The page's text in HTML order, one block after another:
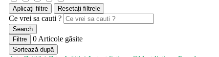
Aplicați filtre Resetați filtrele
Ce vrei sa cauti ?
Search
Filtre
0 Articole găsite
Sortează după